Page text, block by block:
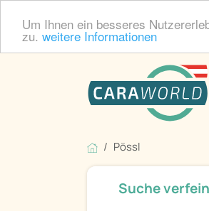
Um Ihnen ein besseres
zu. weitere Informationen
Pössl
Suche